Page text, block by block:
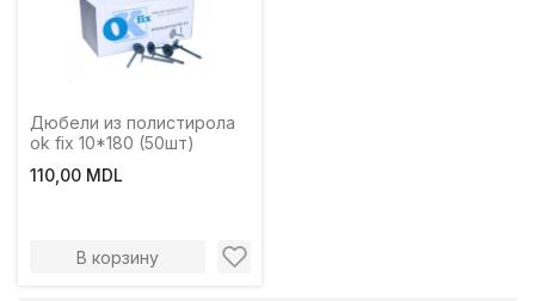
Дюбели из полистирола
ok fix 10*180 (50шт)
110,00 MDL
В корзину